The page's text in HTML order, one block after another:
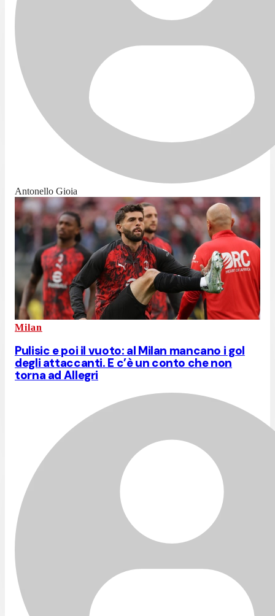
Antonello Gioia
Milan
Pulisic e poi il vuoto: al Milan mancano i gol
degli attaccanti. E c’è un conto che non
torna ad Allegri